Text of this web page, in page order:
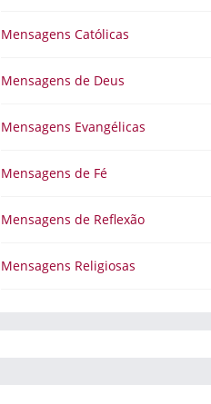
Mensagens Católicas
Mensagens de Deus
Mensagens Evangélicas
Mensagens de Fé
Mensagens de Reflexão
Mensagens Religiosas